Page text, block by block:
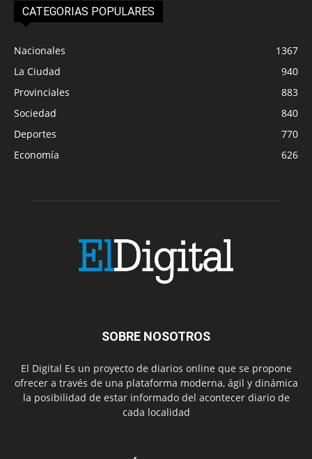
CATEGORIAS POPULARES
Nacionales
1367
La Ciudad
940
Provinciales
883
Sociedad
840
Deportes
770
Economía
626
SOBRE NOSOTROS
El Digital Es un proyecto de diarios online que se propone
ofrecer a través de una plataforma moderna, ágil y dinámica
la posibilidad de estar informado del acontecer diario de
cada localidad